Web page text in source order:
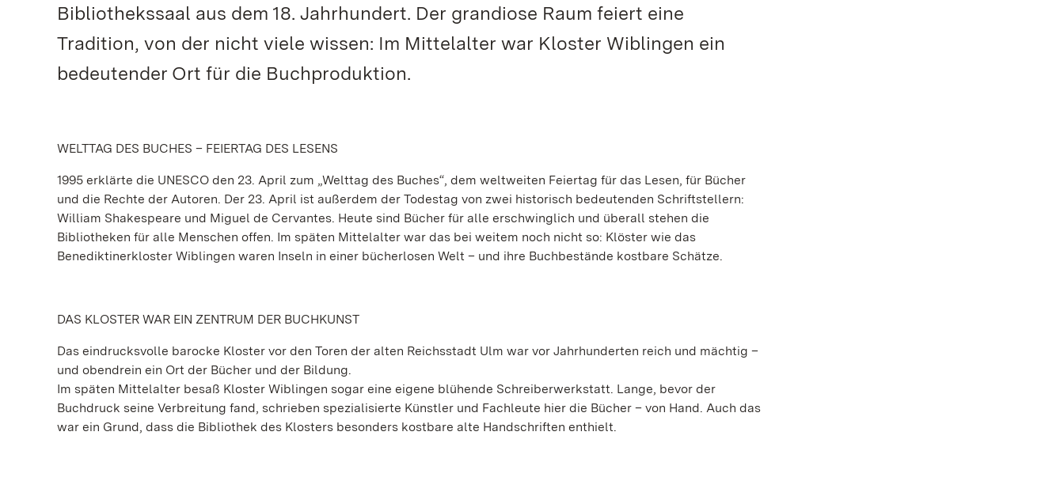
Bibliothekssaal aus dem 18. Jahrhundert. Der grandiose Raum feiert eine
Tradition, von der nicht viele wissen: Im Mittelalter war Kloster Wiblingen ein
bedeutender Ort für die Buchproduktion.
WELTTAG DES BUCHES – FEIERTAG DES LESENS
1995 erklärte die UNESCO den 23. April zum „Welttag des Buches“, dem weltweiten Feiertag für das Lesen, für Bücher
und die Rechte der Autoren. Der 23. April ist außerdem der Todestag von zwei historisch bedeutenden Schriftstellern:
William Shakespeare und Miguel de Cervantes. Heute sind Bücher für alle erschwinglich und überall stehen die
Bibliotheken für alle Menschen offen. Im späten Mittelalter war das bei weitem noch nicht so: Klöster wie das
Benediktinerkloster Wiblingen waren Inseln in einer bücherlosen Welt – und ihre Buchbestände kostbare Schätze.
DAS KLOSTER WAR EIN ZENTRUM DER BUCHKUNST
Das eindrucksvolle barocke Kloster vor den Toren der alten Reichsstadt Ulm war vor Jahrhunderten reich und mächtig –
und obendrein ein Ort der Bücher und der Bildung.
Im späten Mittelalter besaß Kloster Wiblingen sogar eine eigene blühende Schreiberwerkstatt. Lange, bevor der
Buchdruck seine Verbreitung fand, schrieben spezialisierte Künstler und Fachleute hier die Bücher – von Hand. Auch das
war ein Grund, dass die Bibliothek des Klosters besonders kostbare alte Handschriften enthielt.